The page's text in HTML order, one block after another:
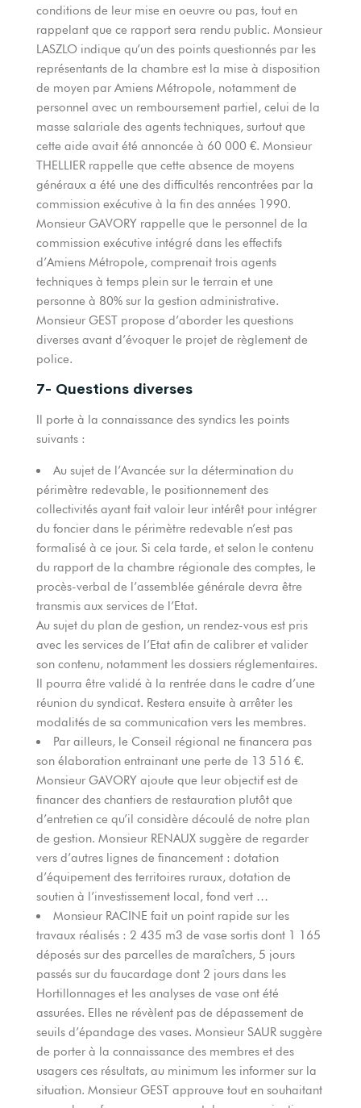
conditions de leur mise en oeuvre ou pas, tout en
rappelant que ce rapport sera rendu public. Monsieur
LASZLO indique qu’un des points questionnés par les
représentants de la chambre est la mise à disposition
de moyen par Amiens Métropole, notamment de
personnel avec un remboursement partiel, celui de la
masse salariale des agents techniques, surtout que
cette aide avait été annoncée à 60 000 €. Monsieur
THELLIER rappelle que cette absence de moyens
généraux a été une des difficultés rencontrées par la
commission exécutive à la fin des années 1990.
Monsieur GAVORY rappelle que le personnel de la
commission exécutive intégré dans les effectifs
d’Amiens Métropole, comprenait trois agents
techniques à temps plein sur le terrain et une
personne à 80% sur la gestion administrative.
Monsieur GEST propose d’aborder les questions
diverses avant d’évoquer le projet de règlement de
police.
7- Questions diverses
Il porte à la connaissance des syndics les points
suivants :
Au sujet de l’Avancée sur la détermination du
périmètre redevable, le positionnement des
collectivités ayant fait valoir leur intérêt pour intégrer
du foncier dans le périmètre redevable n’est pas
formalisé à ce jour. Si cela tarde, et selon le contenu
du rapport de la chambre régionale des comptes, le
procès-verbal de l’assemblée générale devra être
transmis aux services de l’Etat.
Au sujet du plan de gestion, un rendez-vous est pris
avec les services de l’Etat afin de calibrer et valider
son contenu, notamment les dossiers réglementaires.
Il pourra être validé à la rentrée dans le cadre d’une
réunion du syndicat. Restera ensuite à arrêter les
modalités de sa communication vers les membres.
Par ailleurs, le Conseil régional ne financera pas
son élaboration entrainant une perte de 13 516 €.
Monsieur GAVORY ajoute que leur objectif est de
financer des chantiers de restauration plutôt que
d’entretien ce qu’il considère découlé de notre plan
de gestion. Monsieur RENAUX suggère de regarder
vers d’autres lignes de financement : dotation
d’équipement des territoires ruraux, dotation de
soutien à l’investissement local, fond vert …
Monsieur RACINE fait un point rapide sur les
travaux réalisés : 2 435 m3 de vase sortis dont 1 165
déposés sur des parcelles de maraîchers, 5 jours
passés sur du faucardage dont 2 jours dans les
Hortillonnages et les analyses de vase ont été
assurées. Elles ne révèlent pas de dépassement de
seuils d’épandage des vases. Monsieur SAUR suggère
de porter à la connaissance des membres et des
usagers ces résultats, au minimum les informer sur la
situation. Monsieur GEST approuve tout en souhaitant